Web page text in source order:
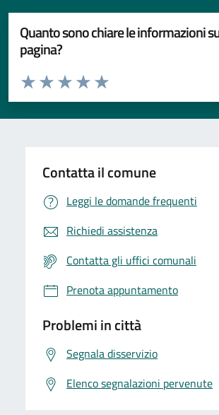
Quanto sono chiare le informazioni
pagina?
Valuta da 1 a 5 stelle la pagina
Valuta 5 stelle su 5
Valuta 4 stelle su 5
Valuta 3 stelle su 5
Valuta 2 stelle su 5
Valuta 1 stelle su 5
Contatta il comune
Leggi le domande frequenti
Richiedi assistenza
Contatta gli uffici comunali
Prenota appuntamento
Problemi in città
Segnala disservizio
Elenco segnalazioni pervenute